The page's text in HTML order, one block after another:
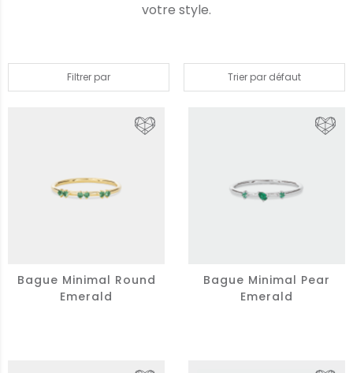
votre style.
Filtrer par Trier par défaut
Bague Minimal Round
Emerald
Bague Minimal Pear
Emerald